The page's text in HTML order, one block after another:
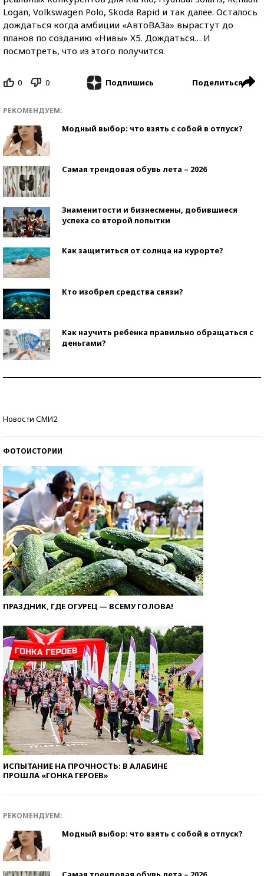
Logan, Volkswagen Polo, Skoda Rapid и так далее. Осталось
дождаться когда амбиции «АвтоВАЗа» вырастут до
планов по созданию «Нивы» X5. Дождаться… И
посмотреть, что из этого получится.
0 0 Подпишись Поделиться
РЕКОМЕНДУЕМ:
Модный выбор: что взять с собой в отпуск?
Самая трендовая обувь лета – 2026
Знаменитости и бизнесмены, добившиеся
успеха со второй попытки
Как защититься от солнца на курорте?
Кто изобрел средства связи?
Как научить ребенка правильно обращаться с
деньгами?
Новости СМИ2
ФОТОИСТОРИИ
ПРАЗДНИК, ГДЕ ОГУРЕЦ — ВСЕМУ ГОЛОВА!
ИСПЫТАНИЕ НА ПРОЧНОСТЬ: В АЛАБИНЕ
ПРОШЛА «ГОНКА ГЕРОЕВ»
РЕКОМЕНДУЕМ:
Модный выбор: что взять с собой в отпуск?